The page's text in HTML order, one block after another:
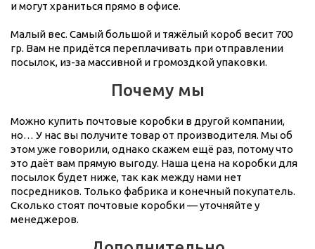
и могут храниться прямо в офисе.
Малый вес. Самый большой и тяжёлый короб весит 700
гр. Вам не придётся переплачивать при отправлении
посылок, из-за массивной и громоздкой упаковки.
Почему мы
Можно купить почтовые коробки в другой компании,
но… У нас вы получите товар от производителя. Мы об
этом уже говорили, однако скажем ещё раз, потому что
это даёт вам прямую выгоду. Наша цена на коробки для
посылок будет ниже, так как между нами нет
посредников. Только фабрика и конечный покупатель.
Сколько стоят почтовые коробки — уточняйте у
менеджеров.